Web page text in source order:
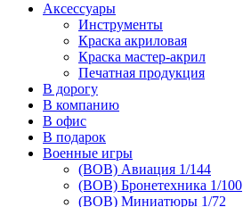
Аксессуары
Инструменты
Краска акриловая
Краска мастер-акрил
Печатная продукция
В дорогу
В компанию
В офис
В подарок
Военные игры
(ВОВ) Авиация 1/144
(ВОВ) Бронетехника 1/100
(ВОВ) Миниатюры 1/72